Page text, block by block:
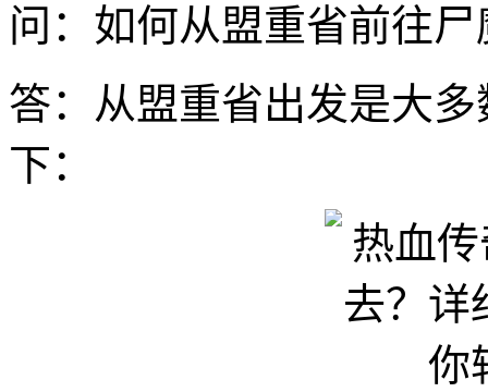
问：如何从盟重省前往
答：从盟重省出发是大
下：